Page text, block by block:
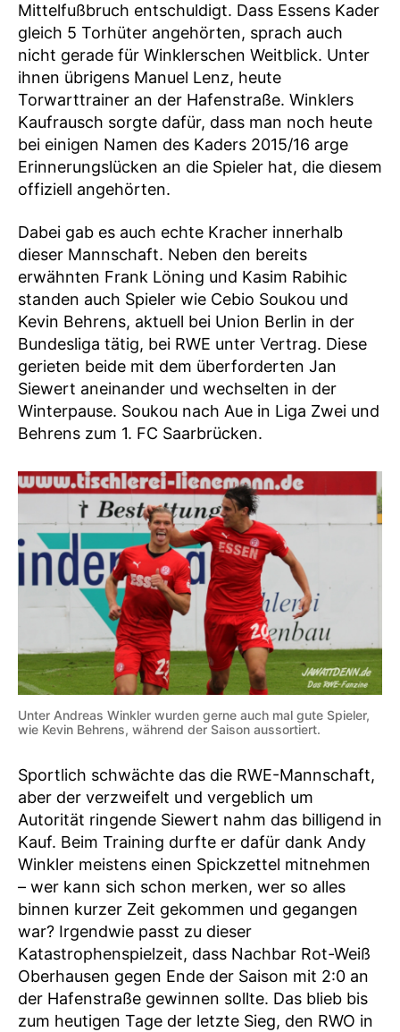
Mittelfußbruch entschuldigt. Dass Essens Kader
gleich 5 Torhüter angehörten, sprach auch
nicht gerade für Winklerschen Weitblick. Unter
ihnen übrigens Manuel Lenz, heute
Torwarttrainer an der Hafenstraße. Winklers
Kaufrausch sorgte dafür, dass man noch heute
bei einigen Namen des Kaders 2015/16 arge
Erinnerungslücken an die Spieler hat, die diesem
offiziell angehörten.
Dabei gab es auch echte Kracher innerhalb
dieser Mannschaft. Neben den bereits
erwähnten Frank Löning und Kasim Rabihic
standen auch Spieler wie Cebio Soukou und
Kevin Behrens, aktuell bei Union Berlin in der
Bundesliga tätig, bei RWE unter Vertrag. Diese
gerieten beide mit dem überforderten Jan
Siewert aneinander und wechselten in der
Winterpause. Soukou nach Aue in Liga Zwei und
Behrens zum 1. FC Saarbrücken.
Unter Andreas Winkler wurden gerne auch mal gute Spieler,
wie Kevin Behrens, während der Saison aussortiert.
Sportlich schwächte das die RWE-Mannschaft,
aber der verzweifelt und vergeblich um
Autorität ringende Siewert nahm das billigend in
Kauf. Beim Training durfte er dafür dank Andy
Winkler meistens einen Spickzettel mitnehmen
– wer kann sich schon merken, wer so alles
binnen kurzer Zeit gekommen und gegangen
war? Irgendwie passt zu dieser
Katastrophenspielzeit, dass Nachbar Rot-Weiß
Oberhausen gegen Ende der Saison mit 2:0 an
der Hafenstraße gewinnen sollte. Das blieb bis
zum heutigen Tage der letzte Sieg, den RWO in